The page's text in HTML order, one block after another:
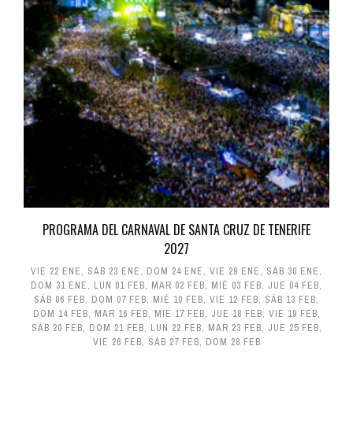
PROGRAMA DEL CARNAVAL DE SANTA CRUZ DE TENERIFE
2027
VIE 22 ENE, SÁB 23 ENE, DOM 24 ENE, VIE 29 ENE, SÁB 30 ENE,
DOM 31 ENE, LUN 01 FEB, MAR 02 FEB, MIÉ 03 FEB, JUE 04 FEB,
SÁB 06 FEB, DOM 07 FEB, MIÉ 10 FEB, VIE 12 FEB, SÁB 13 FEB,
DOM 14 FEB, MAR 16 FEB, MIÉ 17 FEB, JUE 18 FEB, VIE 19 FEB,
SÁB 20 FEB, DOM 21 FEB, LUN 22 FEB, MAR 23 FEB, JUE 25 FEB,
VIE 26 FEB, SÁB 27 FEB, DOM 28 FEB